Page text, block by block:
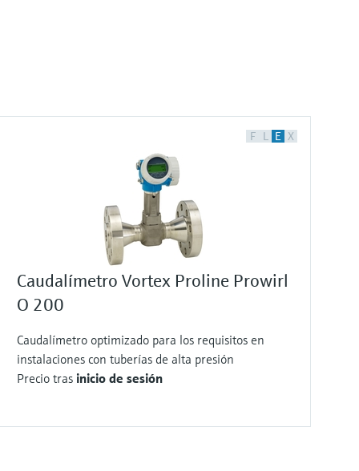
F L E X
Caudalímetro Vortex Proline Prowirl
O 200
Caudalímetro optimizado para los requisitos en
instalaciones con tuberías de alta presión
Precio tras inicio de sesión